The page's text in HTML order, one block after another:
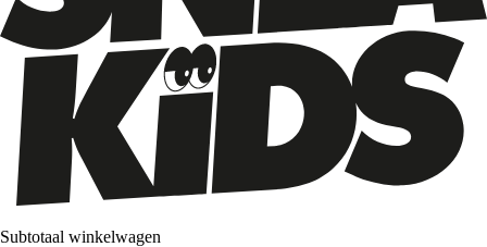
Subtotaal winkelwagen